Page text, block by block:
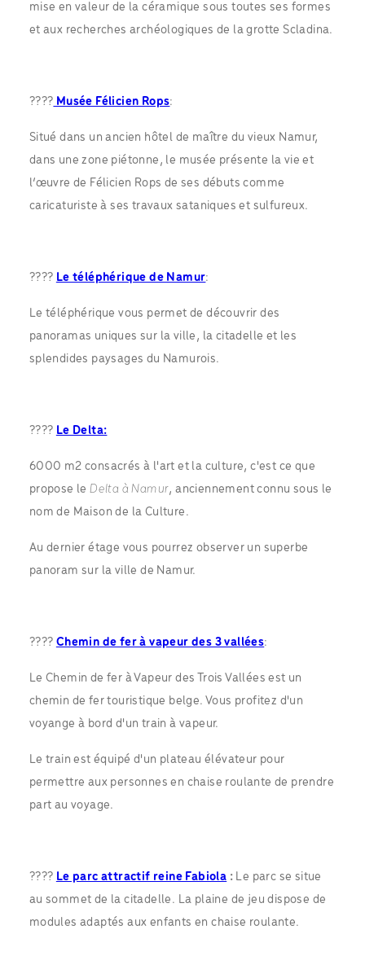
mise en valeur de la céramique sous toutes ses formes
et aux recherches archéologiques de la grotte Scladina.
???? Musée Félicien Rops:
Situé dans un ancien hôtel de maître du vieux Namur,
dans une zone piétonne, le musée présente la vie et
l’œuvre de Félicien Rops de ses débuts comme
caricaturiste à ses travaux sataniques et sulfureux.
???? Le téléphérique de Namur:
Le téléphérique vous permet de découvrir des
panoramas uniques sur la ville, la citadelle et les
splendides paysages du Namurois.
???? Le Delta:
6000 m2 consacrés à l'art et la culture, c'est ce que
propose leDelta à Namur, anciennement connu sous le
nom de Maison de la Culture.
Au dernier étage vous pourrez observer un superbe
panoram sur la ville de Namur.
???? Chemin de fer à vapeur des 3 vallées:
Le Chemin de fer à Vapeur des Trois Vallées est un
chemin de fer touristique belge. Vous profitez d'un
voyange à bord d'un train à vapeur.
Le train est équipé d'un plateau élévateur pour
permettre aux personnes en chaise roulante de prendre
part au voyage.
???? Le parc attractif reine Fabiola : Le parc se situe
au sommet de la citadelle. La plaine de jeu dispose de
modules adaptés aux enfants en chaise roulante.